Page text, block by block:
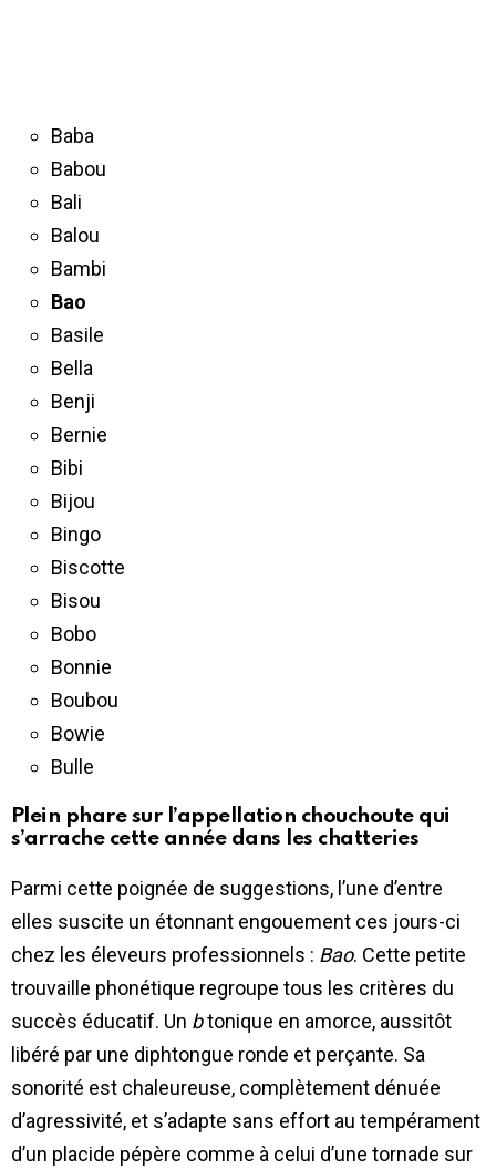
Baba
Babou
Bali
Balou
Bambi
Bao
Basile
Bella
Benji
Bernie
Bibi
Bijou
Bingo
Biscotte
Bisou
Bobo
Bonnie
Boubou
Bowie
Bulle
Plein phare sur l’appellation chouchoute qui
s’arrache cette année dans les chatteries
Parmi cette poignée de suggestions, l’une d’entre
elles suscite un étonnant engouement ces jours-ci
chez les éleveurs professionnels : Bao. Cette petite
trouvaille phonétique regroupe tous les critères du
succès éducatif. Un btonique en amorce, aussitôt
libéré par une diphtongue ronde et perçante. Sa
sonorité est chaleureuse, complètement dénuée
d’agressivité, et s’adapte sans effort au tempérament
d’un placide pépère comme à celui d’une tornade sur